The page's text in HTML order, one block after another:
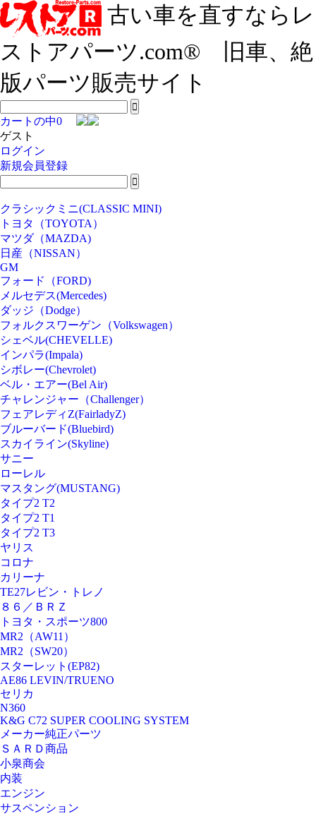
古い車を直すならレ
ストアパーツ.com® 旧車、絶
版パーツ販売サイト
カートの中0
ゲスト
ログイン
新規会員登録
クラシックミニ(CLASSIC MINI)
トヨタ（TOYOTA）
マツダ（MAZDA)
日産（NISSAN）
GM
フォード（FORD)
メルセデス(Mercedes)
ダッジ（Dodge）
フォルクスワーゲン（Volkswagen）
シェベル(CHEVELLE)
インパラ(Impala)
シボレー(Chevrolet)
ベル・エアー(Bel Air)
チャレンジャー（Challenger）
フェアレディZ(FairladyZ)
ブルーバード(Bluebird)
スカイライン(Skyline)
サニー
ローレル
マスタング(MUSTANG)
タイプ2 T2
タイプ2 T1
タイプ2 T3
ヤリス
コロナ
カリーナ
TE27レビン・トレノ
８６／ＢＲＺ
トヨタ・スポーツ800
MR2（AW11）
MR2（SW20）
スターレット(EP82)
AE86 LEVIN/TRUENO
セリカ
N360
K&G C72 SUPER COOLING SYSTEM
メーカー純正パーツ
ＳＡＲＤ商品
小泉商会
内装
エンジン
サスペンション